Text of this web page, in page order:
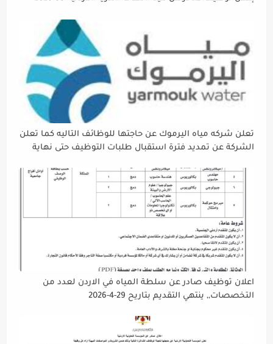
تعلن شركه مياه اليرموك عن حاجتها للوظائف التاليه كما تعلن
الشركة عن تمديد فترة استقبال طلبات التوظيف حتى نهاية
إتاحة الفرصة الكافية أمام الجميع لاستكمال إجراءات التقديم.
اعلان توظيف صادر عن سلطة المياه في الاردن لعدد من
التخصصات,, ينتهي التقديم بتاريح 29-4-2026